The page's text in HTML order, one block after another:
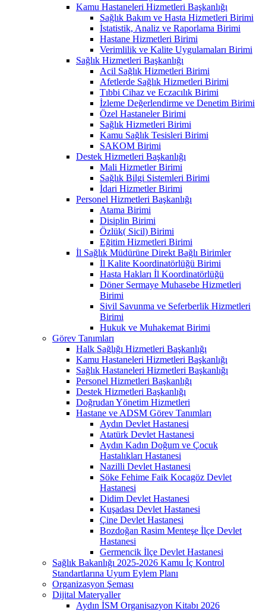
Kamu Hastaneleri Hizmetleri Başkanlığı
Sağlık Bakım ve Hasta Hizmetleri Birimi
İstatistik, Analiz ve Raporlama Birimi
Hastane Hizmetleri Birimi
Verimlilik ve Kalite Uygulamaları Birimi
Sağlık Hizmetleri Başkanlığı
Acil Sağlık Hizmetleri Birimi
Afetlerde Sağlık Hizmetleri Birimi
Tıbbi Cihaz ve Eczacılık Birimi
İzleme Değerlendirme ve Denetim Birimi
Özel Hastaneler Birimi
Sağlık Hizmetleri Birimi
Kamu Sağlık Tesisleri Birimi
SAKOM Birimi
Destek Hizmetleri Başkanlığı
Mali Hizmetler Birimi
Sağlık Bilgi Sistemleri Birimi
İdari Hizmetler Birimi
Personel Hizmetleri Başkanlığı
Atama Birimi
Disiplin Birimi
Özlük( Sicil) Birimi
Eğitim Hizmetleri Birimi
İl Sağlık Müdürüne Direkt Bağlı Birimler
İl Kalite Koordinatörlüğü Birimi
Hasta Hakları İl Koordinatörlüğü
Döner Sermaye Muhasebe Hizmetleri
Birimi
Sivil Savunma ve Seferberlik Hizmetleri
Birimi
Hukuk ve Muhakemat Birimi
Görev Tanımları
Halk Sağlığı Hizmetleri Başkanlığı
Kamu Hastaneleri Hizmetleri Başkanlığı
Sağlık Hastaneleri Hizmetleri Başkanlığı
Personel Hizmetleri Başkanlığı
Destek Hizmetleri Başkanlığı
Doğrudan Yönetim Hizmetleri
Hastane ve ADSM Görev Tanımları
Aydın Devlet Hastanesi
Atatürk Devlet Hastanesi
Aydın Kadın Doğum ve Çocuk
Hastalıkları Hastanesi
Nazilli Devlet Hastanesi
Söke Fehime Faik Kocagöz Devlet
Hastanesi
Didim Devlet Hastanesi
Kuşadası Devlet Hastanesi
Çine Devlet Hastanesi
Bozdoğan Rasim Menteşe İlçe Devlet
Hastanesi
Germencik İlçe Devlet Hastanesi
Sağlık Bakanlığı 2025-2026 Kamu İç Kontrol
Standartlarına Uyum Eylem Planı
Organizasyon Şeması
Dijital Materyaller
Aydın İSM Organisazyon Kitabı 2026